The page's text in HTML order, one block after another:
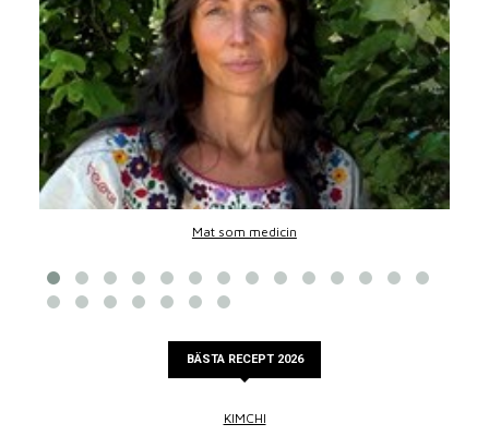
Mat som medicin
BÄSTA RECEPT 2026
KIMCHI